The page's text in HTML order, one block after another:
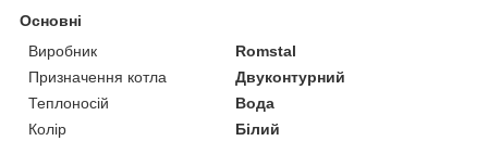
Основні
Виробник
Romstal
Призначення котла
Двуконтурний
Теплоносій
Вода
Колір
Білий